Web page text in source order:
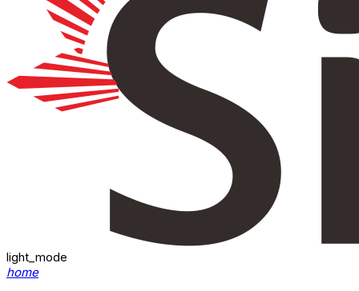
light_mode
home